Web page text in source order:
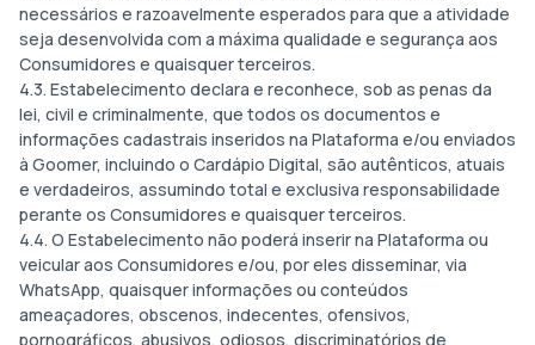
necessários e razoavelmente esperados para que a atividade
seja desenvolvida com a máxima qualidade e segurança aos
Consumidores e quaisquer terceiros.
4.3. Estabelecimento declara e reconhece, sob as penas da
lei, civil e criminalmente, que todos os documentos e
informações cadastrais inseridos na Plataforma e/ou enviados
à Goomer, incluindo o Cardápio Digital, são autênticos, atuais
e verdadeiros, assumindo total e exclusiva responsabilidade
perante os Consumidores e quaisquer terceiros.
4.4. O Estabelecimento não poderá inserir na Plataforma ou
veicular aos Consumidores e/ou, por eles disseminar, via
WhatsApp, quaisquer informações ou conteúdos
ameaçadores, obscenos, indecentes, ofensivos,
pornográficos, abusivos, odiosos, discriminatórios de